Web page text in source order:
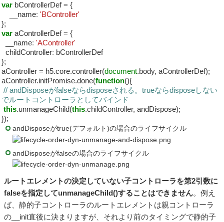
var bControllerDef= {
__name: 'BController'
};
var aControllerDef= {
__name: 'AController'
childController: bControllerDef
};
aController = h5.core.controller(document.body, aControllerDef);
aController.initPromise.done(function(){
// andDisposeがfalseならdisposeされる。trueならdisposeしない
でルートコントローラとしてバインド
this.unmanageChild(this.childController, andDispose);
});
andDisposeがtrue(デフォルト)の場合のライフサイクル
andDisposeがfalseの場合のライフサイクル
ルートエレメントの決定していない子コントローラを第2引数に
falseを指定してunmanageChild()することはできません。例え
ば、静的子コントローラのルートエレメントは親コントローラ
の__init直後に決まりますが、それより前のタイミングで静的子